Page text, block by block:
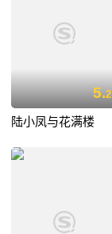
5.2
陆小凤与花满楼